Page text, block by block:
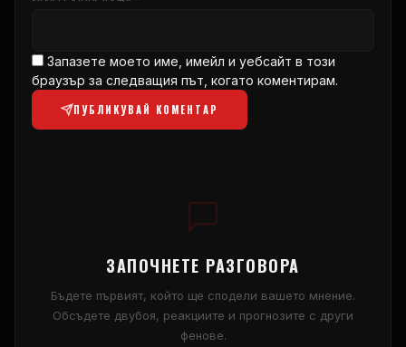
Запазете моето име, имейл и уебсайт в този
браузър за следващия път, когато коментирам.
ПУБЛИКУВАЙ КОМЕНТАР
ЗАПОЧНЕТЕ РАЗГОВОРА
Бъдете първият, който ще сподели вашето мнение.
Обсъдете двубоя, реакциите и прогнозите с други
фенове.